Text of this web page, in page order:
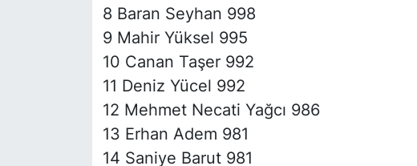
8 Baran Seyhan 998
9 Mahir Yüksel 995
10 Canan Taşer 992
11 Deniz Yücel 992
12 Mehmet Necati Yağcı 986
13 Erhan Adem 981
14 Saniye Barut 981